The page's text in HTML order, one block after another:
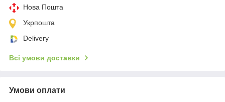
Нова Пошта
Укрпошта
Delivery
Всі умови доставки
Умови оплати